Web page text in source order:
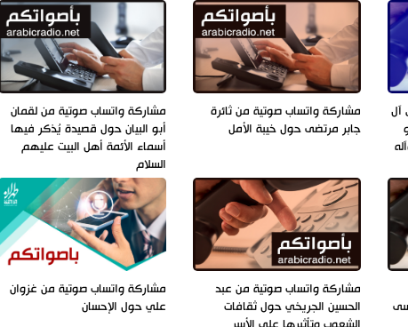
آل
مشاركة واتساب صوتية من ثائرة
جابر مرتضى حول خيبة الأمل
مشاركة واتساب صوتية من لقمان
أبو البيان حول قصيدة يُذكر فيها
أسماء الأئمة أهل البيت عليهم
السلام
مشاركة واتساب صوتية من عبد
الحسين الجريخي حول ثقافات
مشاركة واتساب صوتية من غزوان
علي حول الإحسان